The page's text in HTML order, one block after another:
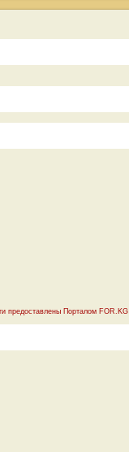
предоставлены Порталом FOR.KG